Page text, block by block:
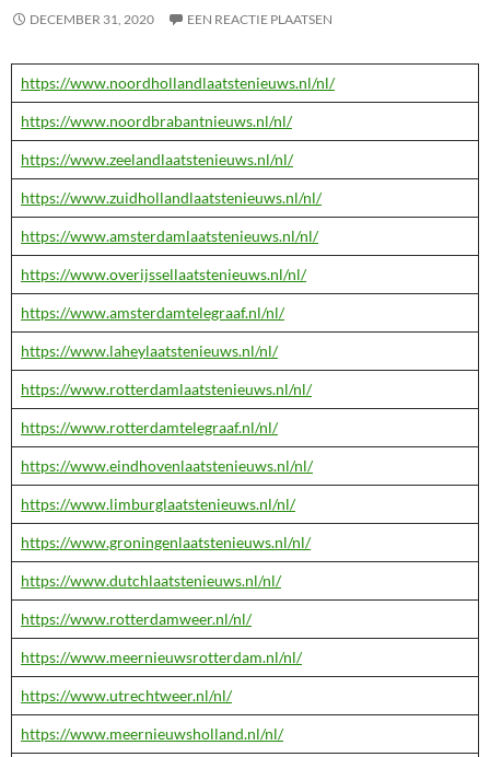
DECEMBER 31, 2020 EEN REACTIE PLAATSEN
https://www.noordhollandlaatstenieuws.nl/nl/
https://www.noordbrabantnieuws.nl/nl/
https://www.zeelandlaatstenieuws.nl/nl/
https://www.zuidhollandlaatstenieuws.nl/nl/
https://www.amsterdamlaatstenieuws.nl/nl/
https://www.overijssellaatstenieuws.nl/nl/
https://www.amsterdamtelegraaf.nl/nl/
https://www.laheylaatstenieuws.nl/nl/
https://www.rotterdamlaatstenieuws.nl/nl/
https://www.rotterdamtelegraaf.nl/nl/
https://www.eindhovenlaatstenieuws.nl/nl/
https://www.limburglaatstenieuws.nl/nl/
https://www.groningenlaatstenieuws.nl/nl/
https://www.dutchlaatstenieuws.nl/nl/
https://www.rotterdamweer.nl/nl/
https://www.meernieuwsrotterdam.nl/nl/
https://www.utrechtweer.nl/nl/
https://www.meernieuwsholland.nl/nl/